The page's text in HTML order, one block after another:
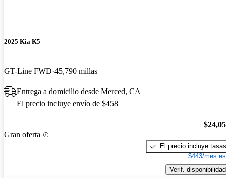
2025 Kia K5
GT-Line FWD 45,790 millas
Entrega a domicilio desde Merced, CA
El precio incluye envío de $458
Gran oferta
El precio incluye tasas
$443/mes
Verif. disponibilidad